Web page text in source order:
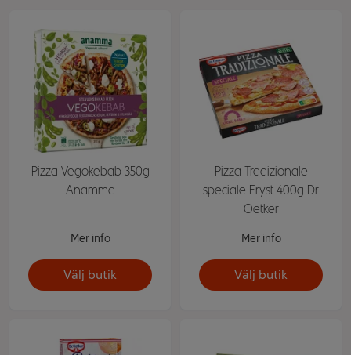
Pizza Vegokebab 350g
Anamma
Mer info
Välj butik
Pizza Tradizionale
speciale Fryst 400g Dr.
Oetker
Mer info
Välj butik